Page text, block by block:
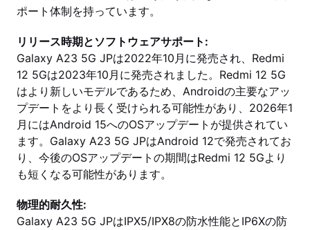
ポート体制を持っています。
リリース時期とソフトウェアサポート:
Galaxy A23 5G JPは2022年10月に発売され、Redmi
12 5Gは2023年10月に発売されました。Redmi 12 5G
はより新しいモデルであるため、Androidの主要なアッ
プデートをより長く受けられる可能性があり、2026年1
月にはAndroid 15へのOSアップデートが提供されてい
ます。Galaxy A23 5G JPはAndroid 12で発売されてお
り、今後のOSアップデートの期間はRedmi 12 5Gより
も短くなる可能性があります。
物理的耐久性:
Galaxy A23 5G JPはIPX5/IPX8の防水性能とIP6Xの防